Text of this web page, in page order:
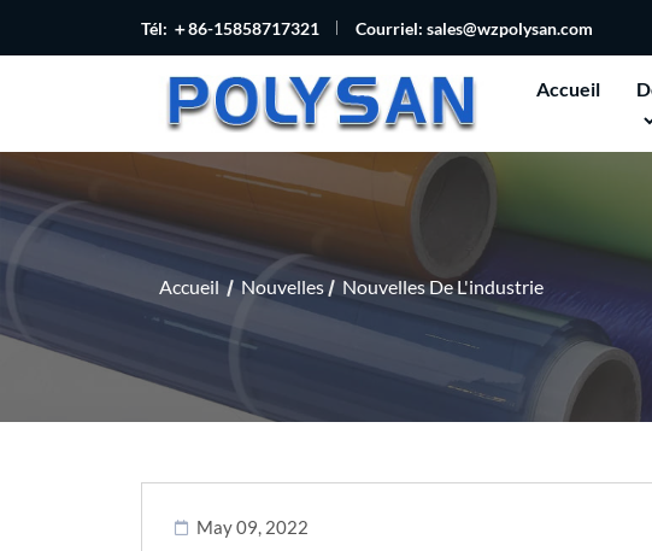
Tél: ＋86-15858717321 Courriel: sales@wzpolysan.com
Accueil
Accueil Nouvelles Nouvelles De L'industrie
May 09, 2022